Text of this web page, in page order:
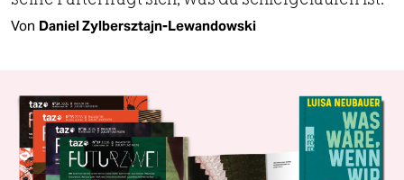
Von Daniel Zylbersztajn-Lewandowski